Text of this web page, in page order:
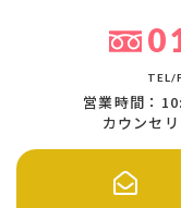
TEL/
営業時間：
カウンセ